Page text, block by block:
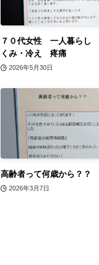
７０代女性 一人暮らし
くみ・冷え 疼痛
2026年5月30日
高齢者って何歳から？？
2026年3月7日